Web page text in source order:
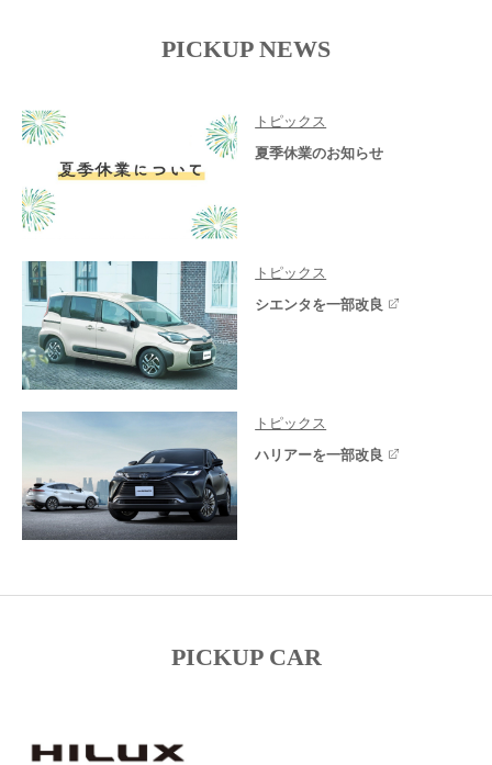
PICKUP NEWS
トピックス
夏季休業のお知らせ
トピックス
シエンタを一部改良
トピックス
ハリアーを一部改良
PICKUP CAR